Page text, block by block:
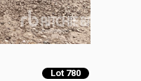
Lot 780